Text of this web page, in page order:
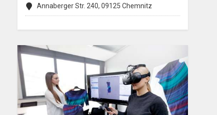
Annaberger Str. 240, 09125 Chemnitz